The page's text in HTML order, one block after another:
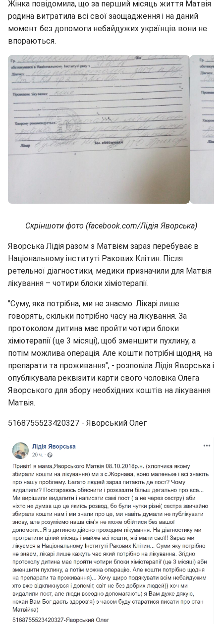
Жінка повідомила, що за перший місяць життя Матвія
родина витратила всі свої заощадження і на даний
момент без допомоги небайдужих українців вони не
впораються.
Скріншоти фото (facebook.com/Лідія Яворська)
Яворська Лідія разом з Матвієм зараз перебуває в
Національному інституті Ракових Клітин. Після
ретельної діагностики, медики призначили для Матвія
лікування – чотири блоки хіміотерапії.
"Суму, яка потрібна, ми не знаємо. Лікарі лише
говорять, скільки потрібно часу на лікування. За
протоколом дитина має пройти чотири блоки
хіміотерапії (це 3 місяці), щоб зменшити пухлину, а
потім можлива операція. Але кошти потрібні щодня, на
препарати та проживання", - розповіла Лідія Яворська і
опублікувала реквізити карти свого чоловіка Олега
Яворського для збору необхідних коштів на лікування
Матвія.
5168755523420327 - Яворський Олег